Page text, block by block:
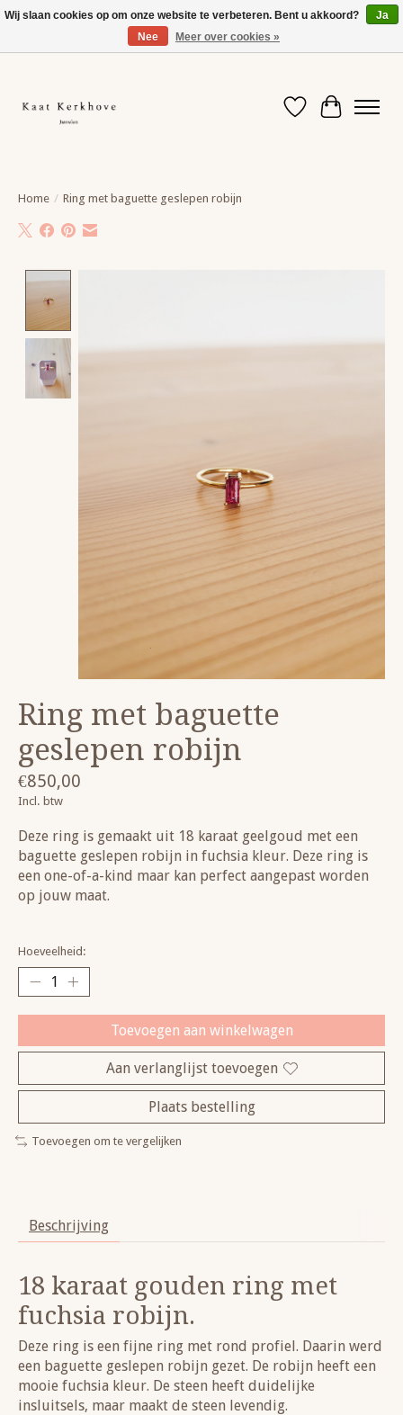
Even ertussenuit. Vanaf 10/8 help ik je terug met plezier verder.
Verlanglijst
Home / Ring met baguette geslepen robijn
Ring met baguette
geslepen robijn
€850,00
Incl. btw
Deze ring is gemaakt uit 18 karaat geelgoud met een
baguette geslepen robijn in fuchsia kleur. Deze ring is
een one-of-a-kind maar kan perfect aangepast worden
op jouw maat.
Hoeveelheid:
Toevoegen aan winkelwagen
Aan verlanglijst toevoegen
Plaats bestelling
Toevoegen om te vergelijken
Beschrijving
18 karaat gouden ring met
fuchsia robijn.
Deze ring is een fijne ring met rond profiel. Daarin werd
een baguette geslepen robijn gezet. De robijn heeft een
mooie fuchsia kleur. De steen heeft duidelijke
insluitsels, maar maakt de steen levendig.
Wij slaan cookies op om onze website te verbeteren. Bent u akkoord?
Ja
Nee
Meer over cookies »